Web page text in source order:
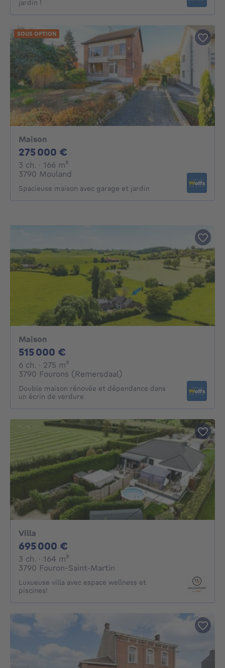
jardin !
Maison
275 000 €
3 ch. 3 chambres
· 166 m²
3790 Mouland
Spacieuse maison avec garage et jardin
SOUS OPTION
Maison
515 000 €
6 ch. 6 chambres
· 275 m²
3790 Fourons (Remersdaal)
Double maison rénovée et dépendance dans
un écrin de verdure
Villa
695 000 €
3 ch. 3 chambres
· 164 m²
3790 Fouron-Saint-Martin
Luxueuse villa avec espace wellness et
piscines!